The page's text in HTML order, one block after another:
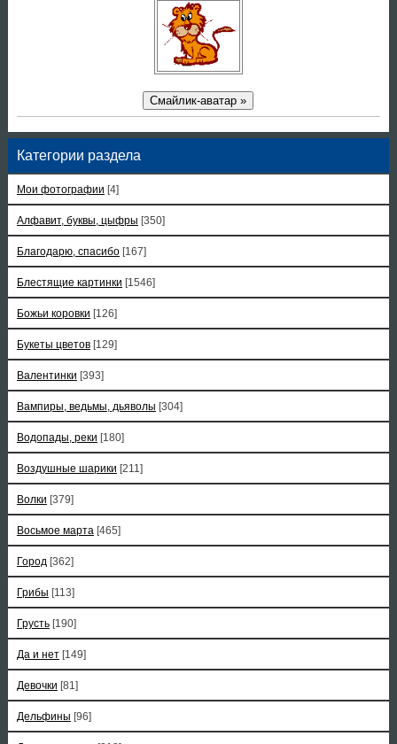
Смайлик-аватар »
Категории раздела
Мои фотографии [4]
Алфавит, буквы, цыфры [350]
Благодарю, спасибо [167]
Блестящие картинки [1546]
Божьи коровки [126]
Букеты цветов [129]
Валентинки [393]
Вампиры, ведьмы, дьяволы [304]
Водопады, реки [180]
Воздушные шарики [211]
Волки [379]
Восьмое марта [465]
Город [362]
Грибы [113]
Грусть [190]
Да и нет [149]
Девочки [81]
Дельфины [96]